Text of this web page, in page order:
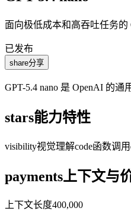
面向极低成本和高吞吐任务的
已发布
share分享
GPT-5.4 nano 是 OpenAI 的
stars能力特性
visibility视觉理解code函数调用
payments上下文与
上下文长度400,000